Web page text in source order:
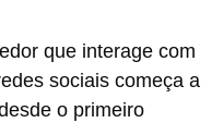
que interage com
sociais começa a
o primeiro